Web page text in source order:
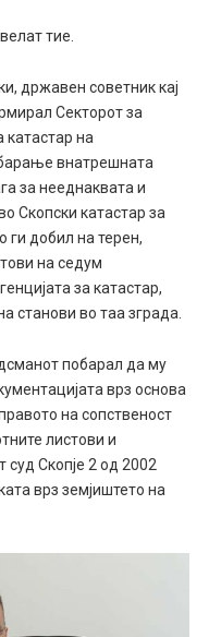
тие.
државен советник кај
Секторот за
катастар на
внатрешната
за нееднаквата и
Скопски катастар за
ги добил на терен,
на седум
за катастар,
станови во таа зграда.
побарал да му
врз основа
на сопственост
листови и
Скопје 2 од 2002
врз земјиштето на